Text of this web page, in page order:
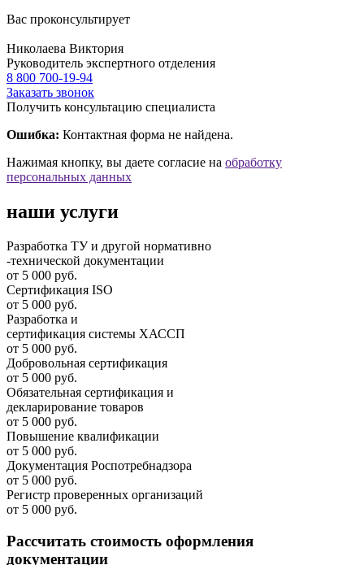
Вас проконсультирует
Николаева Виктория
Руководитель экспертного отделения
8 800 700-19-94
Заказать звонок
Получить консультацию специалиста
Ошибка: Контактная форма не найдена.
Нажимая кнопку, вы даете согласие на обработку
персональных данных
наши услуги
Разработка ТУ и другой нормативно
-технической документации
от 5 000 руб.
Сертификация ISO
от 5 000 руб.
Разработка и
cертификация системы ХАССП
от 5 000 руб.
Добровольная сертификация
от 5 000 руб.
Обязательная сертификация и
декларирование товаров
от 5 000 руб.
Повышение квалификации
от 5 000 руб.
Документация Роспотребнадзора
от 5 000 руб.
Регистр проверенных организаций
от 5 000 руб.
Рассчитать стоимость оформления
документации